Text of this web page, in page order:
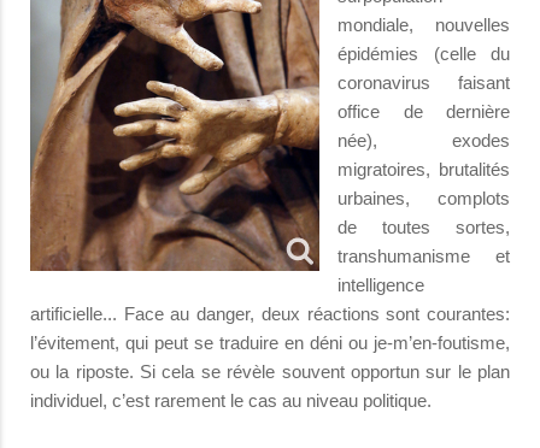
mondiale, nouvelles
épidémies (celle du
coronavirus faisant
office de dernière
née), exodes
migratoires, brutalités
urbaines, complots
de toutes sortes,
transhumanisme et
intelligence
artificielle... Face au danger, deux réactions sont courantes:
l’évitement, qui peut se traduire en déni ou je-m’en-foutisme,
ou la riposte. Si cela se révèle souvent opportun sur le plan
individuel, c’est rarement le cas au niveau politique.